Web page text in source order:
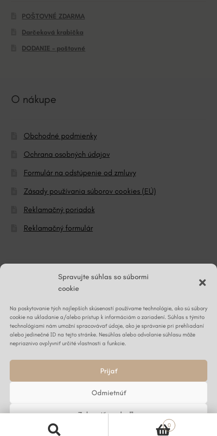
Spravujte súhlas so súbormi
cookie
Na poskytovanie tých najlepších skúseností používame technológie, ako sú súbory
cookie na ukladanie a/alebo prístup k informáciám o zariadení. Súhlas s týmito
technológiami nám umožní spracovávať údaje, ako je správanie pri prehliadaní
alebo jedinečné ID na tejto stránke. Nesúhlas alebo odvolanie súhlasu môže
nepriaznivo ovplyvniť určité vlastnosti a funkcie.
Prijať
Odmietnúť
Zobraziť predvoľby
Zásady používania súborov cookie Ochrana osobných údajov
POŠTOVNÉ ZDARMA
Darčeková krabička
DODANIE – poštovné
O nákupe
Obchodné podmienky
Ochrana osobných údajov
Formulár na odstúpenie od zmluvy
Zásady používania súborov cookies (EÚ)
Reklamačný poriadok
Reklamačný formulár
Napíšte nám
0